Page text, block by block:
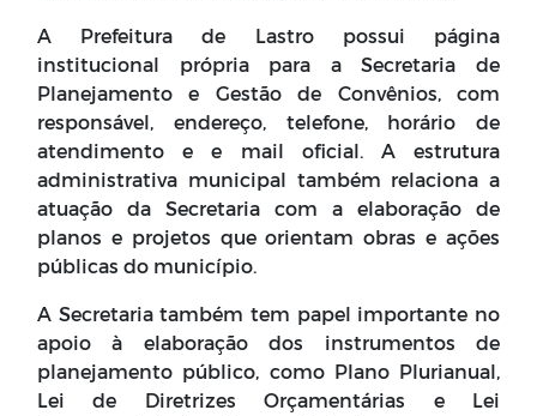
A Prefeitura de Lastro possui página
institucional própria para a Secretaria de
Planejamento e Gestão de Convênios, com
responsável, endereço, telefone, horário de
atendimento e e mail oficial. A estrutura
administrativa municipal também relaciona a
atuação da Secretaria com a elaboração de
planos e projetos que orientam obras e ações
públicas do município.
A Secretaria também tem papel importante no
apoio à elaboração dos instrumentos de
planejamento público, como Plano Plurianual,
Lei de Diretrizes Orçamentárias e Lei